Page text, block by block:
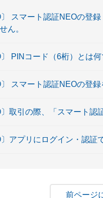
〕 スマート認証NEOの登
ん。
〕 PINコード（6桁）とは
〕 スマート認証NEOの登
〕取引の際、「スマート
アプリにログイン・認証